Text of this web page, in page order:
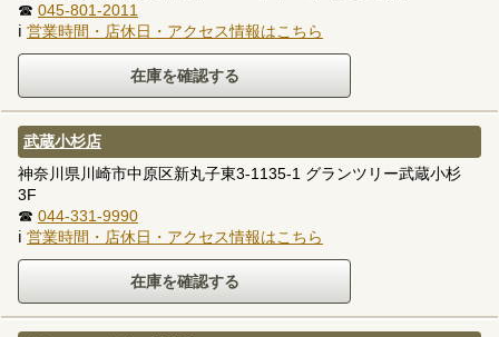
☎ 045-801-2011
ℹ 営業時間・店休日・アクセス情報はこちら
武蔵小杉店
神奈川県川崎市中原区新丸子東3-1135-1 グランツリー武蔵小杉
3F
☎ 044-331-9990
ℹ 営業時間・店休日・アクセス情報はこちら